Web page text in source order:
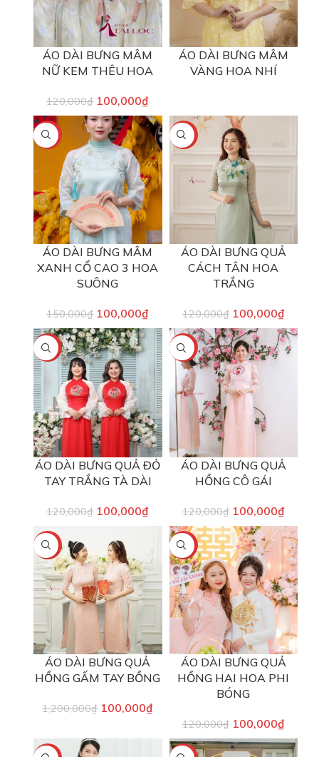
ÁO DÀI BƯNG MÂM
NỮ KEM THÊU HOA
120,000₫ 100,000₫
ÁO DÀI BƯNG MÂM
VÀNG HOA NHÍ
-33%
ÁO DÀI BƯNG MÂM
XANH CỔ CAO 3 HOA
SUÔNG
150,000₫ 100,000₫
-17%
ÁO DÀI BƯNG QUẢ
CÁCH TÂN HOA
TRẮNG
120,000₫ 100,000₫
-17%
ÁO DÀI BƯNG QUẢ ĐỎ
TAY TRẮNG TÀ DÀI
120,000₫ 100,000₫
-17%
ÁO DÀI BƯNG QUẢ
HỒNG CÔ GÁI
120,000₫ 100,000₫
-92%
ÁO DÀI BƯNG QUẢ
HỒNG GẤM TAY BỒNG
1,200,000₫ 100,000₫
-17%
ÁO DÀI BƯNG QUẢ
HỒNG HAI HOA PHI
BÓNG
120,000₫ 100,000₫